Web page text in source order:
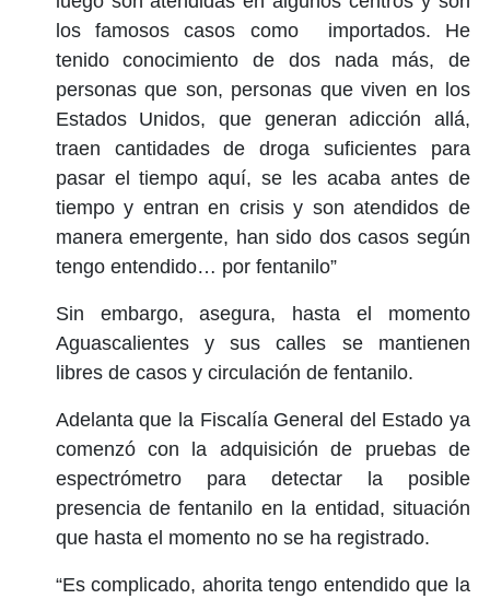
los famosos casos como importados. He
tenido conocimiento de dos nada más, de
personas que son, personas que viven en los
Estados Unidos, que generan adicción allá,
traen cantidades de droga suficientes para
pasar el tiempo aquí, se les acaba antes de
tiempo y entran en crisis y son atendidos de
manera emergente, han sido dos casos según
tengo entendido… por fentanilo”
Sin embargo, asegura, hasta el momento
Aguascalientes y sus calles se mantienen
libres de casos y circulación de fentanilo.
Adelanta que la Fiscalía General del Estado ya
comenzó con la adquisición de pruebas de
espectrómetro para detectar la posible
presencia de fentanilo en la entidad, situación
que hasta el momento no se ha registrado.
“Es complicado, ahorita tengo entendido que la